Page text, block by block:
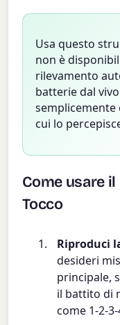
Usa questo
non è
rilevamento
batterie dal
cui lo
Come usare
Tocco
Riproduci
desideri
principale,
il battito di
come 1-2-3-